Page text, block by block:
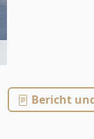
Bericht